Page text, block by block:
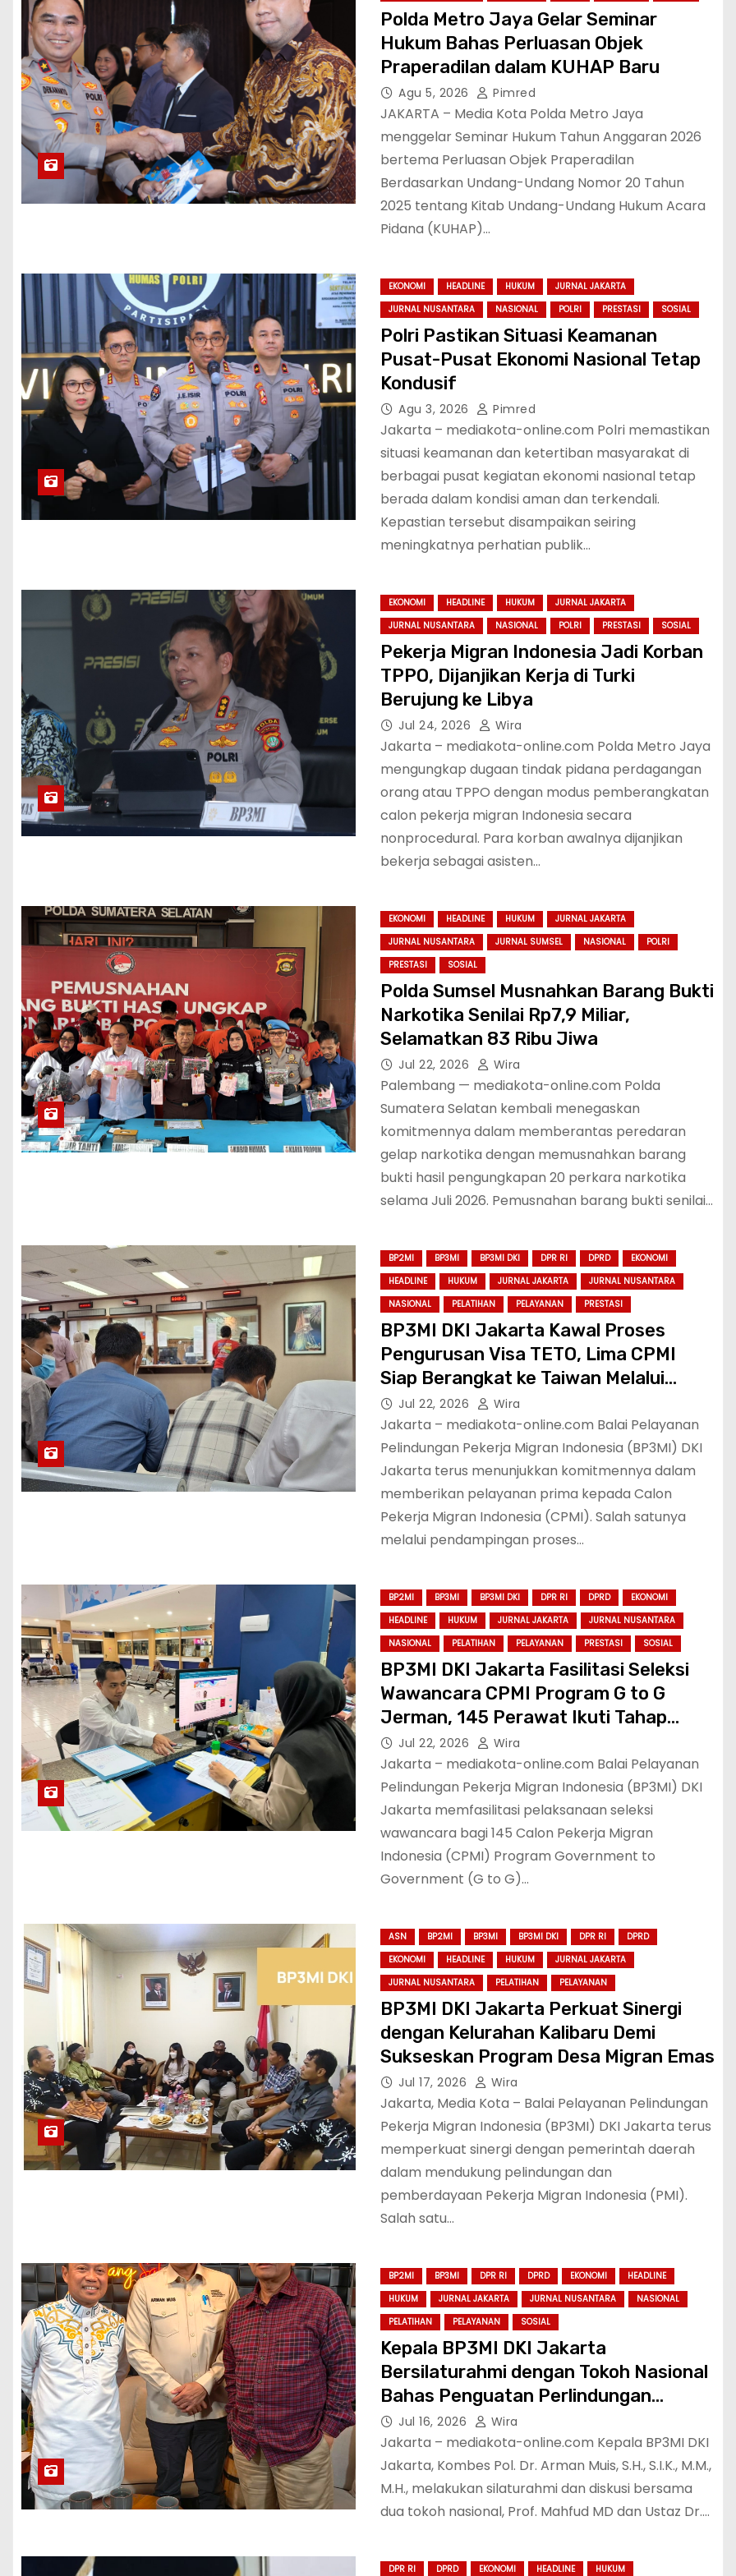
Polda Metro Jaya Gelar Seminar
Hukum Bahas Perluasan Objek
Praperadilan dalam KUHAP Baru
Agu 5, 2026 Pimred
JAKARTA – Media Kota Polda Metro Jaya
menggelar Seminar Hukum Tahun Anggaran 2026
bertema Perluasan Objek Praperadilan
Berdasarkan Undang-Undang Nomor 20 Tahun
2025 tentang Kitab Undang-Undang Hukum Acara
Pidana (KUHAP)…
EKONOMI HEADLINE HUKUM
JURNAL JAKARTA
JURNAL NUSANTARA
NASIONAL POLRI PRESTASI SOSIAL
Polri Pastikan Situasi Keamanan
Pusat-Pusat Ekonomi Nasional Tetap
Kondusif
Agu 3, 2026 Pimred
Jakarta – mediakota-online.com Polri memastikan
situasi keamanan dan ketertiban masyarakat di
berbagai pusat kegiatan ekonomi nasional tetap
berada dalam kondisi aman dan terkendali.
Kepastian tersebut disampaikan seiring
meningkatnya perhatian publik…
EKONOMI HEADLINE HUKUM
JURNAL JAKARTA
JURNAL NUSANTARA
NASIONAL POLRI PRESTASI SOSIAL
Pekerja Migran Indonesia Jadi Korban
TPPO, Dijanjikan Kerja di Turki
Berujung ke Libya
Jul 24, 2026 Wira
Jakarta – mediakota-online.com Polda Metro Jaya
mengungkap dugaan tindak pidana perdagangan
orang atau TPPO dengan modus pemberangkatan
calon pekerja migran Indonesia secara
nonprocedural. Para korban awalnya dijanjikan
bekerja sebagai asisten…
EKONOMI HEADLINE HUKUM
JURNAL JAKARTA
JURNAL NUSANTARA
JURNAL SUMSEL NASIONAL
POLRI
PRESTASI
SOSIAL
Polda Sumsel Musnahkan Barang Bukti
Narkotika Senilai Rp7,9 Miliar,
Selamatkan 83 Ribu Jiwa
Jul 22, 2026 Wira
Palembang — mediakota-online.com Polda
Sumatera Selatan kembali menegaskan
komitmennya dalam memberantas peredaran
gelap narkotika dengan memusnahkan barang
bukti hasil pengungkapan 20 perkara narkotika
selama Juli 2026. Pemusnahan barang bukti senilai…
BP2MI BP3MI BP3MI DKI DPR RI DPRD
EKONOMI
HEADLINE
HUKUM JURNAL JAKARTA
JURNAL NUSANTARA
NASIONAL
PELATIHAN PELAYANAN PRESTASI
BP3MI DKI Jakarta Kawal Proses
Pengurusan Visa TETO, Lima CPMI
Siap Berangkat ke Taiwan Melalui
Skema SP2T
Jul 22, 2026 Wira
Jakarta – mediakota-online.com Balai Pelayanan
Pelindungan Pekerja Migran Indonesia (BP3MI) DKI
Jakarta terus menunjukkan komitmennya dalam
memberikan pelayanan prima kepada Calon
Pekerja Migran Indonesia (CPMI). Salah satunya
melalui pendampingan proses…
BP2MI BP3MI BP3MI DKI DPR RI DPRD
EKONOMI
HEADLINE
HUKUM JURNAL JAKARTA
JURNAL NUSANTARA
NASIONAL
PELATIHAN PELAYANAN PRESTASI SOSIAL
BP3MI DKI Jakarta Fasilitasi Seleksi
Wawancara CPMI Program G to G
Jerman, 145 Perawat Ikuti Tahap
Penentuan
Jul 22, 2026 Wira
Jakarta – mediakota-online.com Balai Pelayanan
Pelindungan Pekerja Migran Indonesia (BP3MI) DKI
Jakarta memfasilitasi pelaksanaan seleksi
wawancara bagi 145 Calon Pekerja Migran
Indonesia (CPMI) Program Government to
Government (G to G)…
ASN BP2MI BP3MI BP3MI DKI DPR RI
DPRD
EKONOMI
HEADLINE HUKUM
JURNAL JAKARTA
JURNAL NUSANTARA
PELATIHAN PELAYANAN
BP3MI DKI Jakarta Perkuat Sinergi
dengan Kelurahan Kalibaru Demi
Sukseskan Program Desa Migran Emas
Jul 17, 2026 Wira
Jakarta, Media Kota – Balai Pelayanan Pelindungan
Pekerja Migran Indonesia (BP3MI) DKI Jakarta terus
memperkuat sinergi dengan pemerintah daerah
dalam mendukung pelindungan dan
pemberdayaan Pekerja Migran Indonesia (PMI).
Salah satu…
BP2MI BP3MI DPR RI DPRD EKONOMI
HEADLINE
HUKUM
JURNAL JAKARTA JURNAL NUSANTARA
NASIONAL
PELATIHAN
PELAYANAN SOSIAL
Kepala BP3MI DKI Jakarta
Bersilaturahmi dengan Tokoh Nasional
Bahas Penguatan Perlindungan
Pekerja Migran Indonesia
Jul 16, 2026 Wira
Jakarta – mediakota-online.com Kepala BP3MI DKI
Jakarta, Kombes Pol. Dr. Arman Muis, S.H., S.I.K., M.M.,
M.H., melakukan silaturahmi dan diskusi bersama
dua tokoh nasional, Prof. Mahfud MD dan Ustaz Dr.…
DPR RI DPRD EKONOMI HEADLINE HUKUM